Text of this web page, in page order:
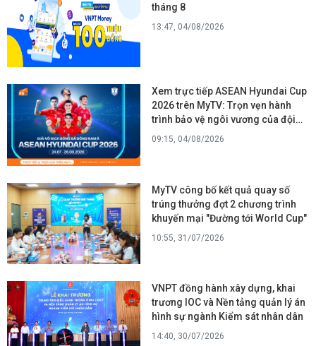
tháng 8
13:47, 04/08/2026
Xem trực tiếp ASEAN Hyundai Cup
2026 trên MyTV: Trọn vẹn hành
trình bảo vệ ngôi vương của đội
tuyển Việt Nam
09:15, 04/08/2026
MyTV công bố kết quả quay số
trúng thưởng đợt 2 chương trình
khuyến mại "Đường tới World Cup"
10:55, 31/07/2026
VNPT đồng hành xây dựng, khai
trương IOC và Nền tảng quản lý án
hình sự ngành Kiểm sát nhân dân
14:40, 30/07/2026